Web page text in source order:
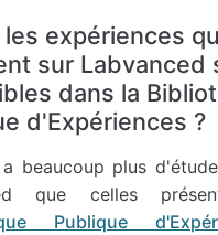
les expériences
sur Labvanced
dans la
d'Expériences ?
beaucoup plus
que celles
Publique